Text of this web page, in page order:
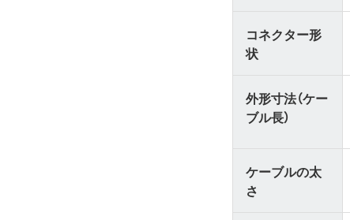
コネクター形
状
外形寸法（ケー
ブル長）
ケーブルの太
さ